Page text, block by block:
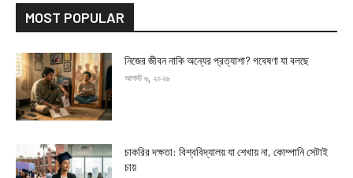
MOST POPULAR
নিজের জীবন নাকি অন্যের প্রত্যাশা? গবেষণা যা বলছে
আগস্ট ৬, ২০২৬
চাকরির দক্ষতা: বিশ্ববিদ্যালয় যা শেখায় না, কোম্পানি সেটাই
চায়